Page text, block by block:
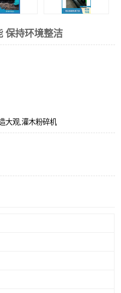
保持环境整洁
大观,灌木粉碎机
拓荒机